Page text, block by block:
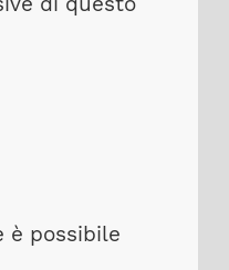
è possibile